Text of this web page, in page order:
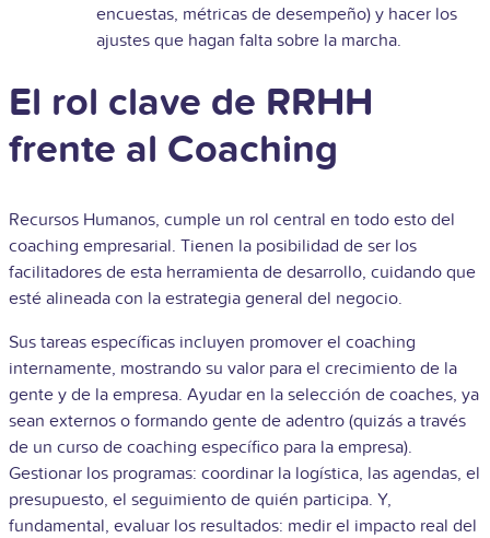
encuestas, métricas de desempeño) y hacer los
ajustes que hagan falta sobre la marcha.
El rol clave de RRHH
frente al Coaching
Recursos Humanos, cumple un rol central en todo esto del
coaching empresarial. Tienen la posibilidad de ser los
facilitadores de esta herramienta de desarrollo, cuidando que
esté alineada con la estrategia general del negocio.
Sus tareas específicas incluyen promover el coaching
internamente, mostrando su valor para el crecimiento de la
gente y de la empresa. Ayudar en la selección de coaches, ya
sean externos o formando gente de adentro (quizás a través
de un curso de coaching específico para la empresa).
Gestionar los programas: coordinar la logística, las agendas, el
presupuesto, el seguimiento de quién participa. Y,
fundamental, evaluar los resultados: medir el impacto real del